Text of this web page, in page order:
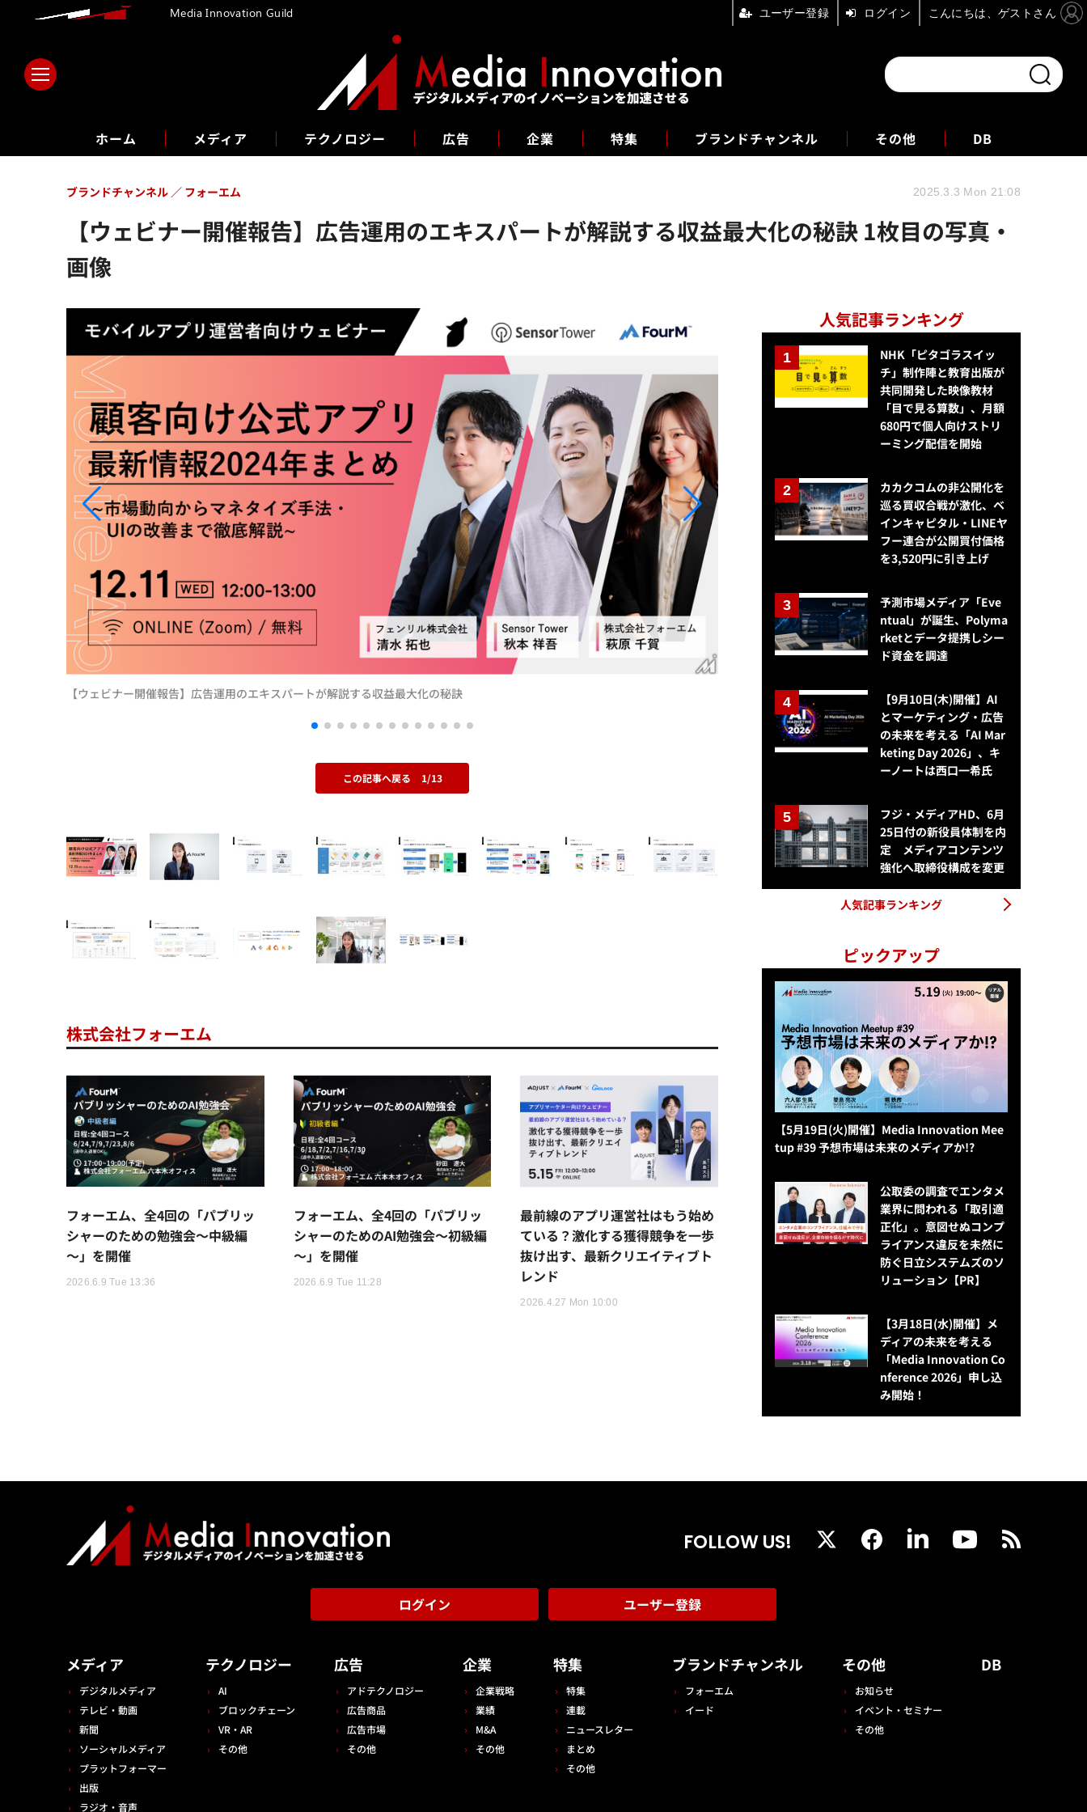
ホーム メディア テクノロジー 広告 企業 特集 ブランドチャンネル
フォーエム その他 DB
【ウェビナー開催報告】広告運用のエキスパートが解説する収益最大化の秘訣 1枚目の写真・
画像
ブランドチャンネル フォーエム 2025.3.3 Mon 21:08
【ウェビナー開催報告】広告運用のエキスパートが解説する収益最大化の秘訣
【ウェビナー開催報告】広告運用のエキスパートが解説する収益最大化
この記事へ戻る 1/13
株式会社フォーエム
フォーエム、全4回の「パブリッ
シャーのための勉強会～中級編
～」を開催
2026.6.9 Tue 13:36
フォーエム、全4回の「パブリッ
シャーのためのAI勉強会～初級編
～」を開催
2026.6.9 Tue 11:28
最前線のアプリ運営社はもう始め
ている？激化する獲得競争を一歩
抜け出す、最新クリエイティブト
レンド
2026.4.27 Mon 10:00
人気記事ランキング
NHK「ピタゴラスイッ
チ」制作陣と教育出版が
共同開発した映像教材
「目で見る算数」、月額
680円で個人向けストリ
ーミング配信を開始
カカクコムの非公開化を
巡る買収合戦が激化、ベ
インキャピタル・LINEヤ
フー連合が公開買付価格
を3,520円に引き上げ
予測市場メディア「Eve
ntual」が誕生、Polyma
rketとデータ提携しシー
ド資金を調達
【9月10日(木)開催】AI
とマーケティング・広告
の未来を考える「AI Mar
keting Day 2026」、キ
ーノートは西口一希氏
フジ・メディアHD、6月
25日付の新役員体制を内
定 メディアコンテンツ
強化へ取締役構成を変更
人気記事ランキング
ピックアップ
【5月19日(火)開催】Media Innovation Mee
tup #39 予想市場は未来のメディアか!?
公​​取委の調査でエンタメ
業界に問われる「取引適
正化」。意図せぬコンプ
ライアンス違反を未然に
防ぐ日立システムズのソ
リューション​【PR】
【3月18日(水)開催】メ
ディアの未来を考える
「Media Innovation Co
nference 2026」申し込
み開始！
FOLLOW US!
ログイン ユーザー登録
メディア
デジタルメディア
テレビ・動画
新聞
ソーシャルメディア
プラットフォーマー
出版
ラジオ・音声
テクノロジー
AI
ブロックチェーン
VR・AR
その他
広告
アドテクノロジー
広告商品
広告市場
その他
企業
企業戦略
業績
M&A
その他
特集
特集
連載
ニュースレター
まとめ
その他
ブランドチャンネル
フォーエム
イード
その他
お知らせ
イベント・セミナー
その他
DB
Media Innovation Guild ユーザー登録 ログイン こんにちは、ゲストさん